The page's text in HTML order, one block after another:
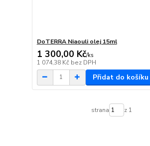
DoTERRA Niaouli olej 15ml
1 300,00 Kč/ks
1 074,38 Kč bez DPH
Přidat do košíku
strana z 1